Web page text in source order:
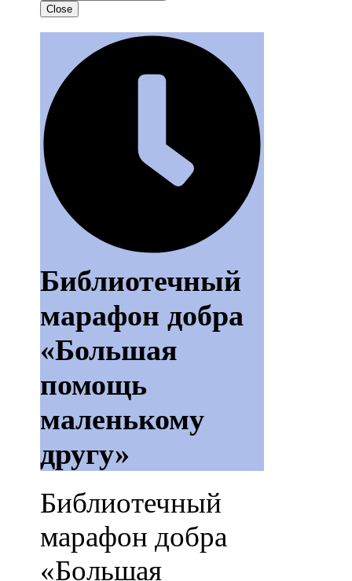
Close
Библиотечный
марафон добра
«Большая
помощь
маленькому
другу»
Библиотечный
марафон добра
«Большая